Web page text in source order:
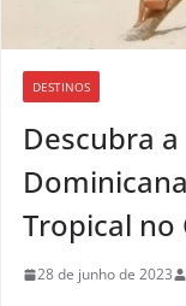
DESTINOS
Descubra
Tropical no
28 de junho de 2023